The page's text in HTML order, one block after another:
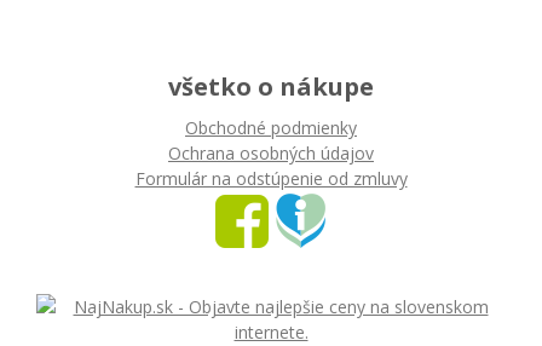
všetko o nákupe
Obchodné podmienky
Ochrana osobných údajov
Formulár na odstúpenie od zmluvy